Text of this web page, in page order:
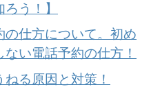
う！】
の仕方について。初め
い電話予約の仕方！
る原因と対策！